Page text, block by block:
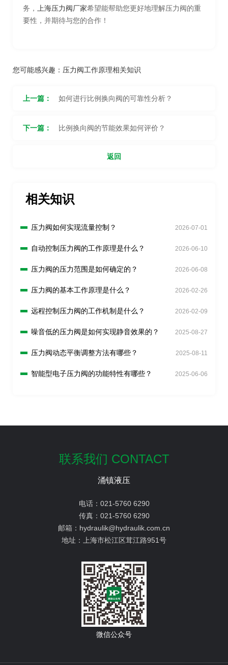
务，
上海压力阀厂家希望能帮助您更好地理解压力阀的重
要性，并期待与您的合作！
您可能感兴趣： 压力阀工作原理相关知识
上一篇： 如何进行比例换向阀的可靠性分析？
下一篇： 比例换向阀的节能效果如何评价？
返回
相关知识
压力阀如何实现流量控制？ 2026-07-01
自动控制压力阀的工作原理是什么？ 2026-06-10
压力阀的压力范围是如何确定的？ 2026-06-08
压力阀的基本工作原理是什么？ 2026-02-26
远程控制压力阀的工作机制是什么？ 2026-02-09
噪音低的压力阀是如何实现静音效果的？ 2025-08-27
压力阀动态平衡调整方法有哪些？ 2025-08-11
智能型电子压力阀的功能特性有哪些？ 2025-06-06
联系我们 CONTACT
涌镇液压
电话： 021-5760 6290
传真： 021-5760 6290
邮箱： hydraulik@hydraulik.com.cn
地址：
上海市松江区茸江路951号
微信公众号